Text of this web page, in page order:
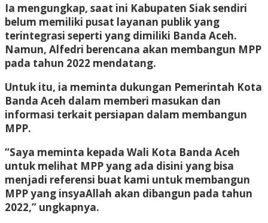
Ia mengungkap, saat ini Kabupaten Siak sendiri
belum memiliki pusat layanan publik yang
terintegrasi seperti yang dimiliki Banda Aceh.
Namun, Alfedri berencana akan membangun MPP
pada tahun 2022 mendatang.
Untuk itu, ia meminta dukungan Pemerintah Kota
Banda Aceh dalam memberi masukan dan
informasi terkait persiapan dalam membangun
MPP.
“Saya meminta kepada Wali Kota Banda Aceh
untuk melihat MPP yang ada disini yang bisa
menjadi referensi buat kami untuk membangun
MPP yang insyaAllah akan dibangun pada tahun
2022,” ungkapnya.